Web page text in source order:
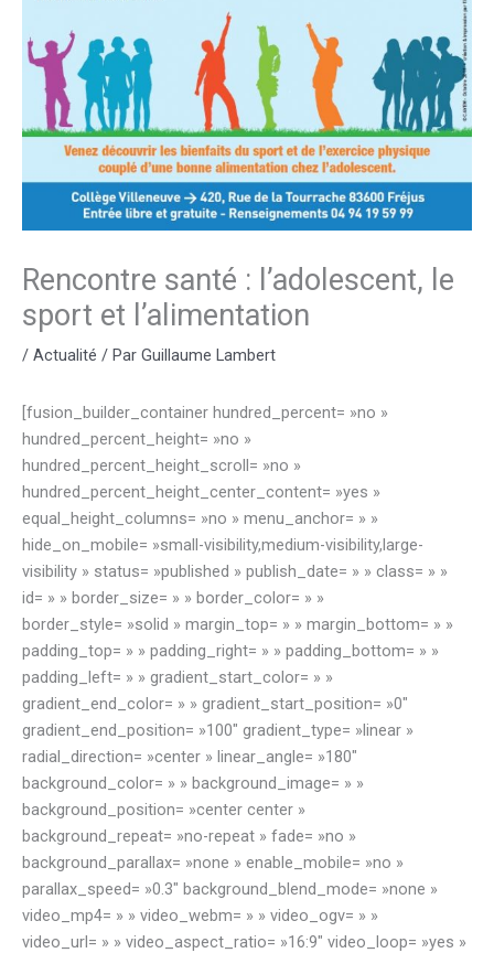
Rencontre santé : l’adolescent, le
sport et l’alimentation
/ Actualité / Par Guillaume Lambert
[fusion_builder_container hundred_percent= »no »
hundred_percent_height= »no »
hundred_percent_height_scroll= »no »
hundred_percent_height_center_content= »yes »
equal_height_columns= »no » menu_anchor= » »
hide_on_mobile= »small-visibility,medium-visibility,large-
visibility » status= »published » publish_date= » » class= » »
id= » » border_size= » » border_color= » »
border_style= »solid » margin_top= » » margin_bottom= » »
padding_top= » » padding_right= » » padding_bottom= » »
padding_left= » » gradient_start_color= » »
gradient_end_color= » » gradient_start_position= »0″
gradient_end_position= »100″ gradient_type= »linear »
radial_direction= »center » linear_angle= »180″
background_color= » » background_image= » »
background_position= »center center »
background_repeat= »no-repeat » fade= »no »
background_parallax= »none » enable_mobile= »no »
parallax_speed= »0.3″ background_blend_mode= »none »
video_mp4= » » video_webm= » » video_ogv= » »
video_url= » » video_aspect_ratio= »16:9″ video_loop= »yes »